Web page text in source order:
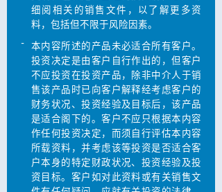
细阅相关的销售文件，以了解更多资
料，包括但不限于风险因素。
-
本内容所述的产品未必适合所有客户。
投资决定是由客户自行作出的，但客户
不应投资在投资产品，除非中介人于销
售该产品时已向客户解释经考虑客户的
财务状况、投资经验及目标后，该产品
是适合阁下的。客户不应只根据本内容
作任何投资决定，而须自行评估本内容
所载资料，并考虑该等投资是否适合客
户本身的特定财政状况、投资经验及投
资目标。客户如对此资料或有关销售文